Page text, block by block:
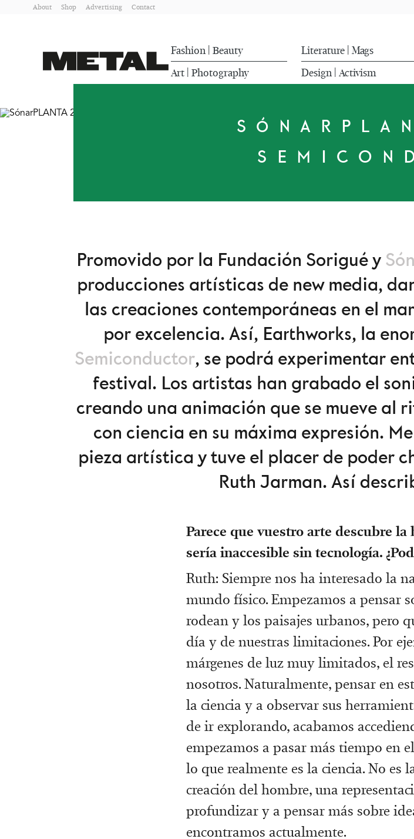
About Shop Advertising Contact
Fashion Beauty Literature Mags
Art Photography Design Activism
Promovido por la Fundación Sorigué y
producciones artísticas de new media,
las creaciones contemporáneas en el
por excelencia. Así, Earthworks, la
Semiconductor, se podrá experimentar
festival. Los artistas han grabado el
creando una animación que se mueve al
con ciencia en su máxima expresión.
pieza artística y tuve el placer de poder
Ruth Jarman. Así
Parece que vuestro arte descubre
sería inaccesible sin tecnología.
Ruth: Siempre nos ha interesado la
mundo físico. Empezamos a pensar
rodean y los paisajes urbanos, pero
día y de nuestras limitaciones. Por
márgenes de luz muy limitados, el
nosotros. Naturalmente, pensar en
la ciencia y a observar sus
de ir explorando, acabamos
empezamos a pasar más tiempo en
lo que realmente es la ciencia. No es
creación del hombre, una
profundizar y a pensar más sobre
encontramos actualmente.